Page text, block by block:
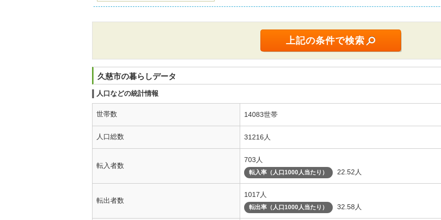
久慈市の暮らしデータ
人口などの統計情報
世帯数 14083世帯
人口総数 31216人
転入者数
703人
転入率（人口1000人当たり） 22.52人
転出者数
1017人
転出率（人口1000人当たり） 32.58人